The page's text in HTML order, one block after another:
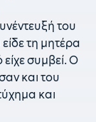
του
τη μητέρα
είχε συμβεί. Ο
και του
και